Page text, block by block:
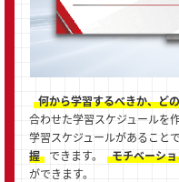
何から学習するべきか、ど
合わせた学習スケジュールを
学習スケジュールがあることで
握
できます。 モチベーシ
ができます。